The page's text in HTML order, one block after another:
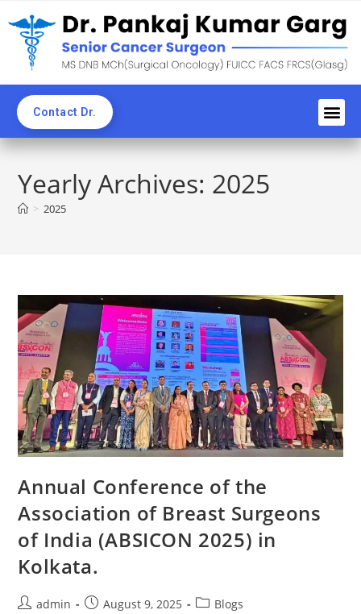
Contact Dr.
Yearly Archives: 2025
> 2025
Annual Conference of the
Association of Breast Surgeons
of India (ABSICON 2025) in
Kolkata.
admin August 9, 2025 Blogs